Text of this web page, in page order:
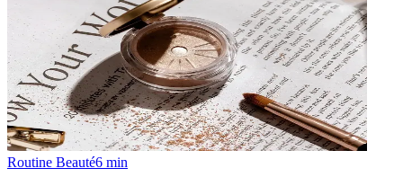
Routine Beauté6 min